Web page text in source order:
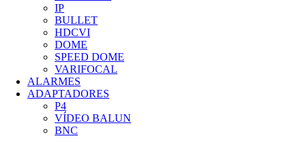
IP
BULLET
HDCVI
DOME
SPEED DOME
VARIFOCAL
ALARMES
ADAPTADORES
P4
VÍDEO BALUN
BNC